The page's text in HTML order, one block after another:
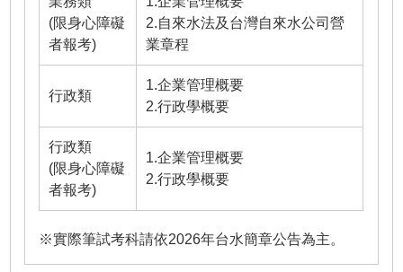
(限身心障礙
者報考)
2.自來水法及台灣自來水公司營
業章程
行政類
1.企業管理概要
2.行政學概要
行政類
(限身心障礙
者報考)
1.企業管理概要
2.行政學概要
※實際筆試考科請依2026年台水簡章公告為主。